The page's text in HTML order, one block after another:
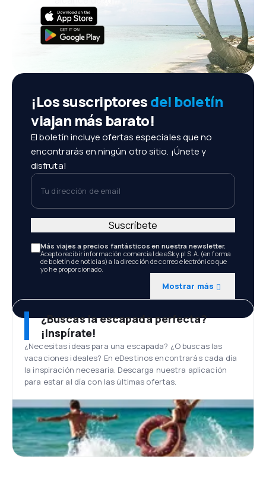
¡Los suscriptoresdel boletín
viajan más barato!
El boletín incluye ofertas especiales que no
encontrarás en ningún otro sitio. ¡Únete y
disfruta!
Tu dirección de email
Más viajes a precios fantásticos en nuestra newsletter.
Acepto recibir información comercial de eSky.pl S.A. (en forma
de boletín de noticias) a la dirección de correo electrónico que
yo he proporcionado.
Mostrar más
Suscríbete
¿Buscas la escapada perfecta?
¡Inspírate!
¿Necesitas ideas para una escapada? ¿O buscas las
vacaciones ideales? En eDestinos encontrarás cada día
la inspiración necesaria. Descarga nuestra aplicación
para estar al día con las últimas ofertas.